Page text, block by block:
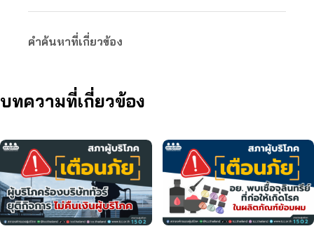
คำค้นหาที่เกี่ยวข้อง
บทความที่เกี่ยวข้อง